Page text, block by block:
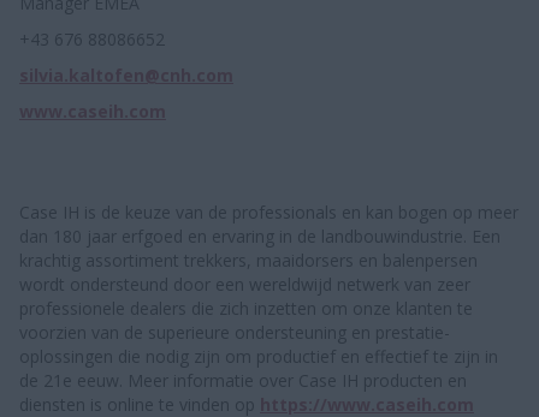
+43 676 88086652
Case IH is de keuze van de professionals en kan bogen op meer
dan 180 jaar erfgoed en ervaring in de landbouwindustrie. Een
krachtig assortiment trekkers, maaidorsers en balenpersen
wordt ondersteund door een wereldwijd netwerk van zeer
professionele dealers die zich inzetten om onze klanten te
voorzien van de superieure ondersteuning en prestatie-
oplossingen die nodig zijn om productief en effectief te zijn in
de 21e eeuw. Meer informatie over Case IH producten en
diensten is online te vinden op